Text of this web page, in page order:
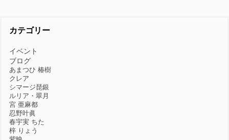
カテゴリー
イベント
ブログ
あまつひ 椿樹
クレア
シマージ琵銀
ルリア・翠月
宮 亜麻都
忍野叶眞
春宇実 ちた
梓 りょう